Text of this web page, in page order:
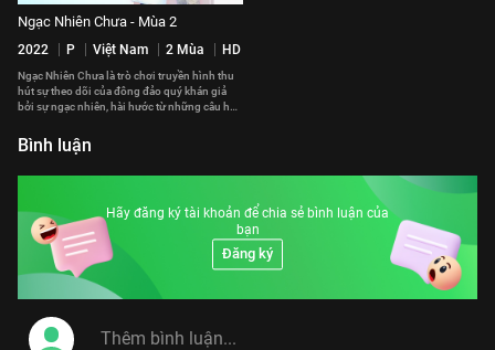
Ngạc Nhiên Chưa - Mùa 2
2022 P Việt Nam 2 Mùa HD
Ngạc Nhiên Chưa là trò chơi truyền hình thu
hút sự theo dõi của đông đảo quý khán giả
bởi sự ngạc nhiên, hài hước từ những câu hỏi
Bình luận
Hãy đăng ký tài khoản để chia sẻ bình luận của
bạn
Đăng ký